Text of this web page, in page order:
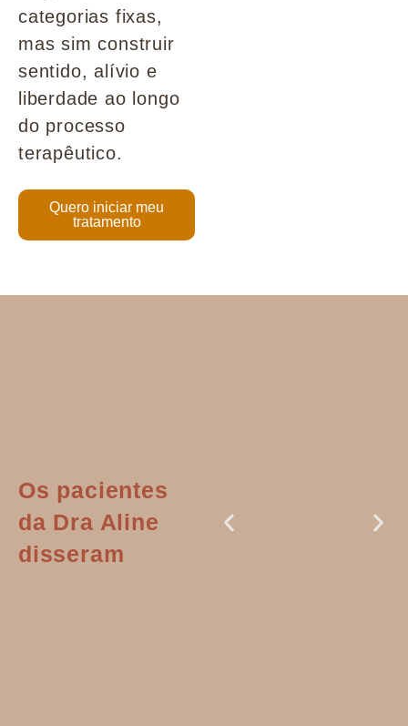
categorias fixas,
mas sim construir
sentido, alívio e
liberdade ao longo
do processo
terapêutico.
Quero iniciar meu
tratamento
Os pacientes
da Dra Aline
disseram